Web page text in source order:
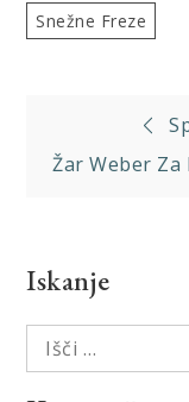
Snežne Freze
Žar Weber Za
Iskanje
Išči: